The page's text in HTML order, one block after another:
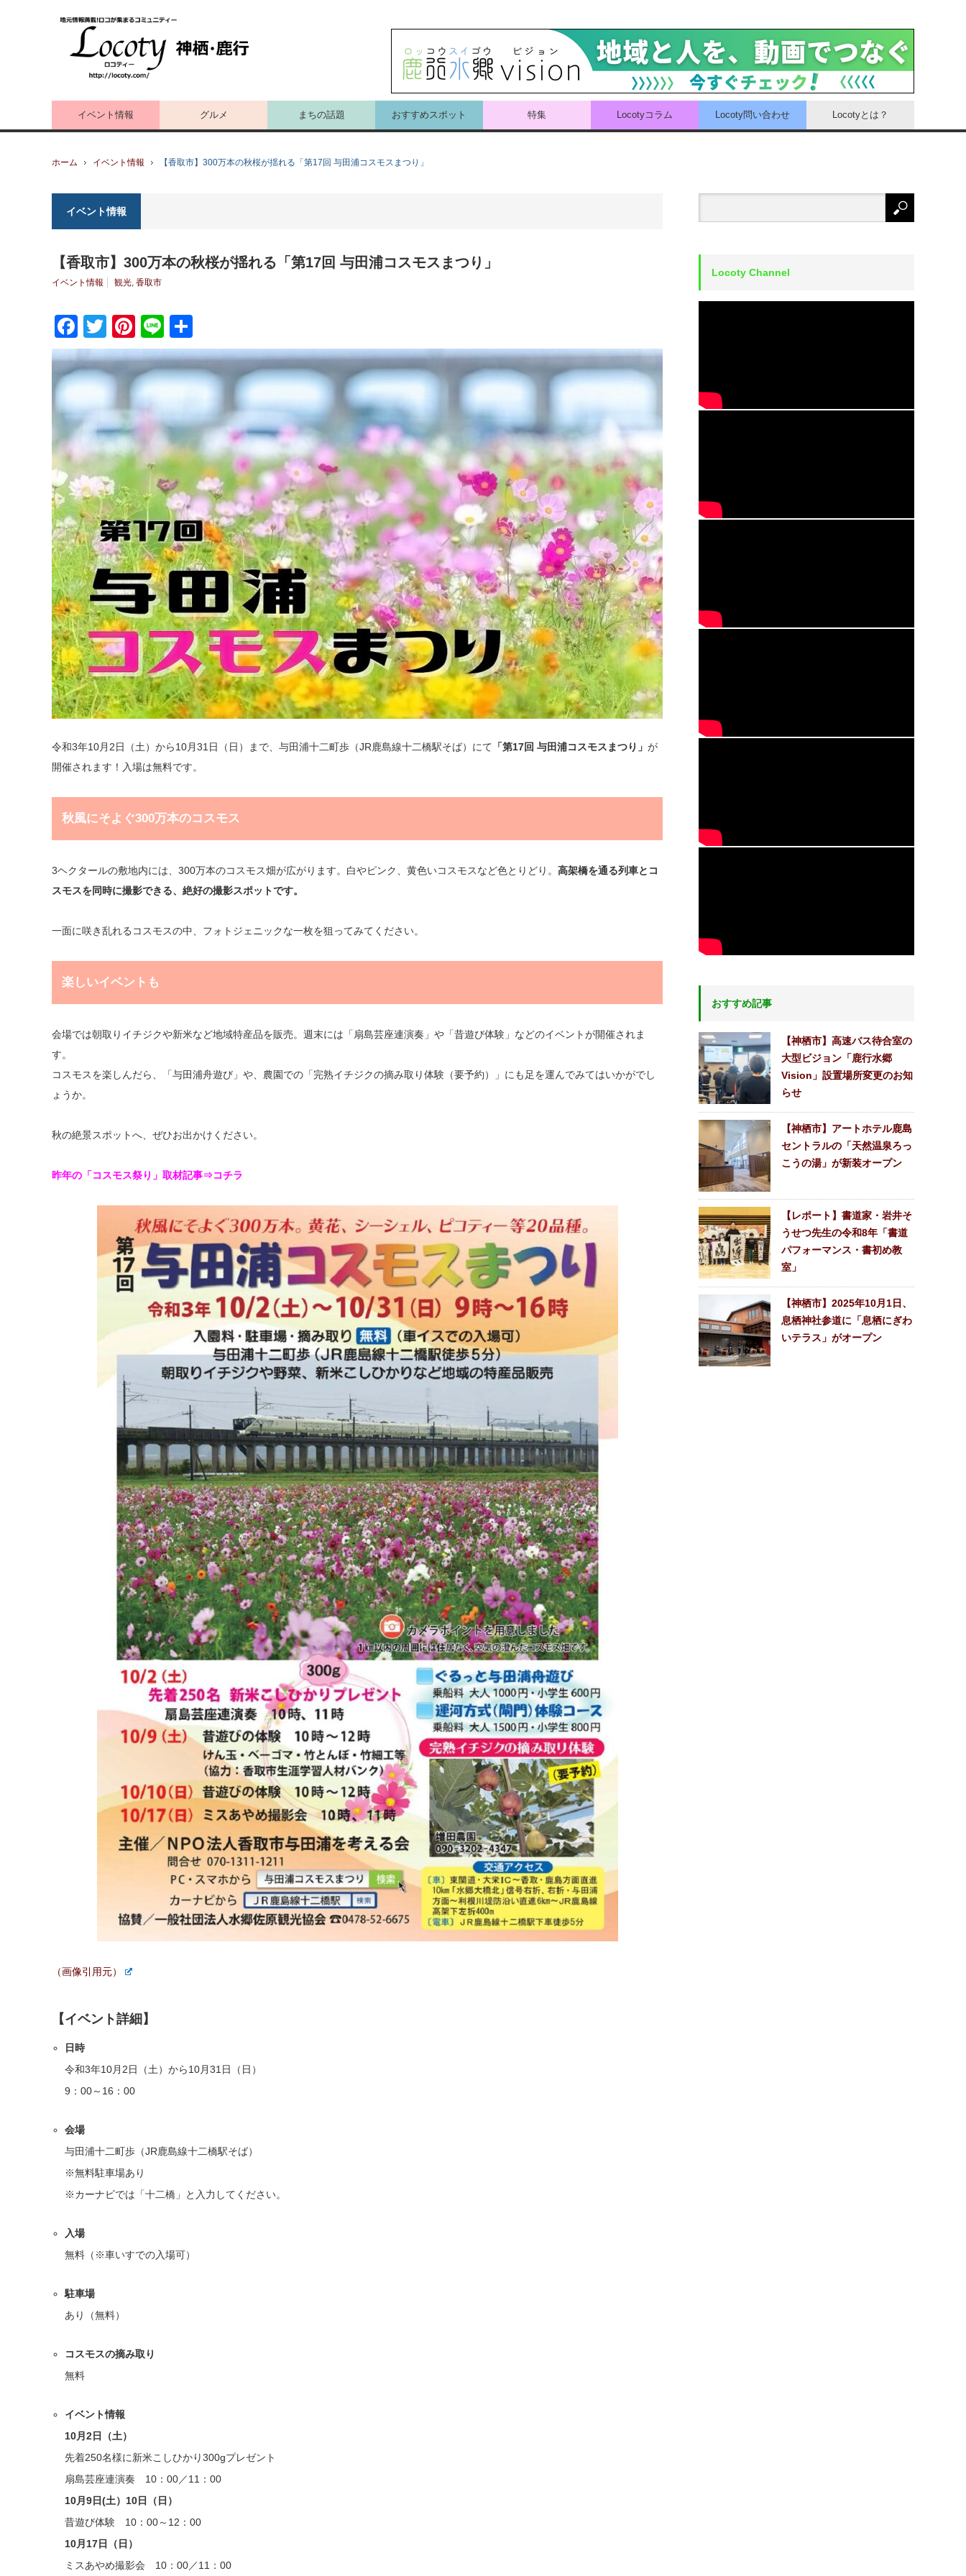
イベント情報 グルメ まちの話題 おすすめスポット 特集 Locotyコラム Locoty問い合わせ Locotyとは？
ホーム イベント情報 【香取市】300万本の秋桜が揺れる「第17回 与田浦コスモスまつり」
イベント情報
【香取市】300万本の秋桜が揺れる「第17回 与田浦コスモスまつり」
イベント情報 観光, 香取市
Facebook
TwitterPinterest
Line
有
令和3年10月2日（土）から10月31日（日）まで、与田浦十二町歩（JR鹿島線十二橋駅そば）にて 「第17回 与田浦コスモスまつり」 が
開催されます！入場は無料です。
秋風にそよぐ300万本のコスモス
3ヘクタールの敷地内には、300万本のコスモス畑が広がります。白やピンク、黄色いコスモスなど色とりどり。 高架橋を通る列車とコ
スモスを同時に撮影できる、絶好の撮影スポットです。
一面に咲き乱れるコスモスの中、フォトジェニックな一枚を狙ってみてください。
楽しいイベントも
会場では朝取りイチジクや新米など地域特産品を販売。週末には「扇島芸座連演奏」や「昔遊び体験」などのイベントが開催されま
す。
コスモスを楽しんだら、「与田浦舟遊び」や、農園での「完熟イチジクの摘み取り体験（要予約）」にも足を運んでみてはいかがでし
ょうか。
秋の絶景スポットへ、ぜひお出かけください。
昨年の「コスモス祭り」取材記事⇒コチラ
（画像引用元）
【イベント詳細】
日時
令和3年10月2日（土）から10月31日（日）
9：00～16：00
会場
与田浦十二町歩（JR鹿島線十二橋駅そば）
※無料駐車場あり
※カーナビでは「十二橋」と入力してください。
入場
無料（※車いすでの入場可）
駐車場
あり（無料）
コスモスの摘み取り
無料
イベント情報
10月2日（土）
先着250名様に新米こしひかり300gプレゼント
扇島芸座連演奏 10：00／11：00
10月9日(土）10日（日）
昔遊び体験 10：00～12：00
10月17日（日）
ミスあやめ撮影会 10：00／11：00
Locoty Channel
おすすめ記事
【神栖市】高速バス待合室の
大型ビジョン「鹿行水郷
Vision」設置場所変更のお知
らせ
【神栖市】アートホテル鹿島
セントラルの「天然温泉ろっ
こうの湯」が新装オープン
【レポート】書道家・岩井そ
うせつ先生の令和8年「書道
パフォーマンス・書初め教
室」
【神栖市】2025年10月1日、
息栖神社参道に「息栖にぎわ
いテラス」がオープン